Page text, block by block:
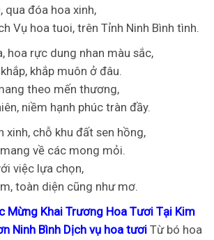
qua đóa hoa xinh,
Vụ hoa tuoi, trên Tỉnh Ninh Bình tình.
hoa rực dung nhan màu sắc,
khắp muôn ở đâu.
theo mến thương,
niềm hạnh phúc tràn đầy.
xinh, chỗ khu đất sen hồng,
về các mong mỏi.
việc lựa chọn,
toàn diện cũng như mơ.
Mừng Khai Trương Hoa Tươi Tại Kim
Ninh Bình Dịch vụ hoa tươi Từ bó hoa